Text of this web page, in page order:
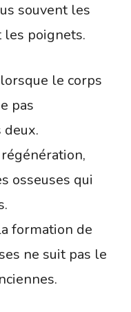
souvent les
les poignets.
le corps
pas
deux.
osseuses qui
formation de
ne suit pas le